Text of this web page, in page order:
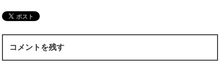
コメントを残す